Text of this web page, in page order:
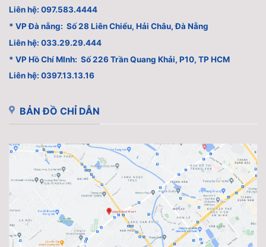
Liên hệ: 097.583.4444
* VP Đà nẵng: Số 28 Liên Chiểu, Hải Châu, Đà Nẵng
Liên hệ: 033.29.29.444
* VP Hồ Chí MInh: Số 226 Trần Quang Khải, P10, TP HCM
Liên hệ: 0397.13.13.16
BẢN ĐỒ CHỈ DẪN